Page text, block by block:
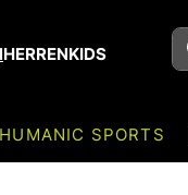
HERRENKIDS
HUMANIC SPORTS